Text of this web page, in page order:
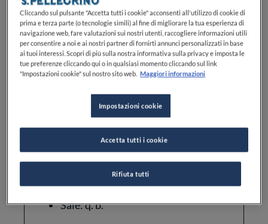
Ingredienti
Uova: 6
Fiori di zucca: 22
Parmiggiano reggiano
(grattugiato): 60 g
Sale: q. b.
Cliccando sul pulsante "Accetta tutti i cookie" acconsenti all'utilizzo di cookie di
prima e terza parte (o tecnologie simili) al fine di migliorare la tua esperienza di
navigazione web, fare valutazioni sui nostri utenti, raccogliere informazioni utili
per consentire a noi e ai nostri partner di fornirti annunci personalizzati in base
ai tuoi interessi. Scopri di più sulla nostra informativa sulla privacy e imposta le
tue preferenze cliccando qui o in qualsiasi momento cliccando sul link
"Impostazioni cookie" sul nostro sito web. Maggiori informazioni
Impostazioni cookie
Rifiuta tutti
Accetta tutti i cookie